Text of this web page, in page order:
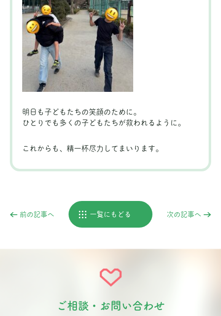
明日も子どもたちの笑顔のために。
ひとりでも多くの子どもたちが救われるように。
これからも、精一杯尽力してまいります。
前の記事へ 一覧にもどる 次の記事へ
ご相談・お問い合わせ